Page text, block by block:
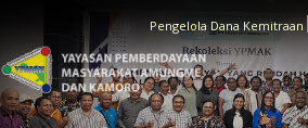
Pengelola Dana Kemitraan